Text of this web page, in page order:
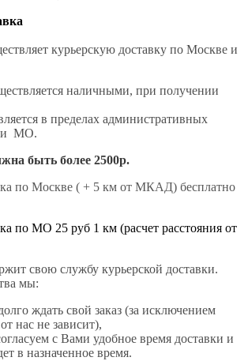
курьерскую доставку по Москве и
наличными, при получении
в пределах административных
и МО.
быть более 2500р.
по Москве ( + 5 км от МКАД) бесплатно
по МО 25 руб 1 км (расчет расстояния от
свою службу курьерской доставки.
мы:
ждать свой заказ (за исключением
нас не зависит),
с Вами удобное время доставки и
в назначенное время.